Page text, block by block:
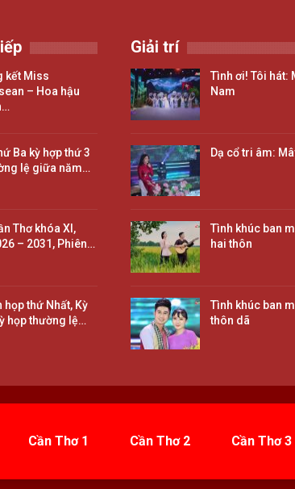
kết Miss
– Hoa hậu
Ba kỳ hợp thứ 3
lệ giữa năm…
Thơ khóa XI,
– 2031, Phiên…
họp thứ Nhất, Kỳ
họp thường lệ…
Giải trí
Tình ơi! Tôi hát:
Nam
Dạ cổ tri âm:
Tình khúc ban
hai thôn
Tình khúc ban
thôn dã
Cần Thơ 1 Cần Thơ 2 Cần Thơ 3